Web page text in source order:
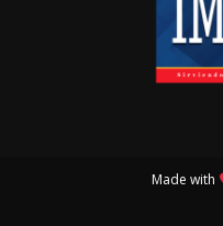
Made with